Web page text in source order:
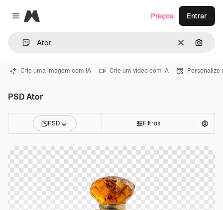
Close menu
Magnific
Limpar
Preços Entrar
Crie uma imagem com IA Crie um vídeo com IA Personalize
PSD Ator
PSD Filtros